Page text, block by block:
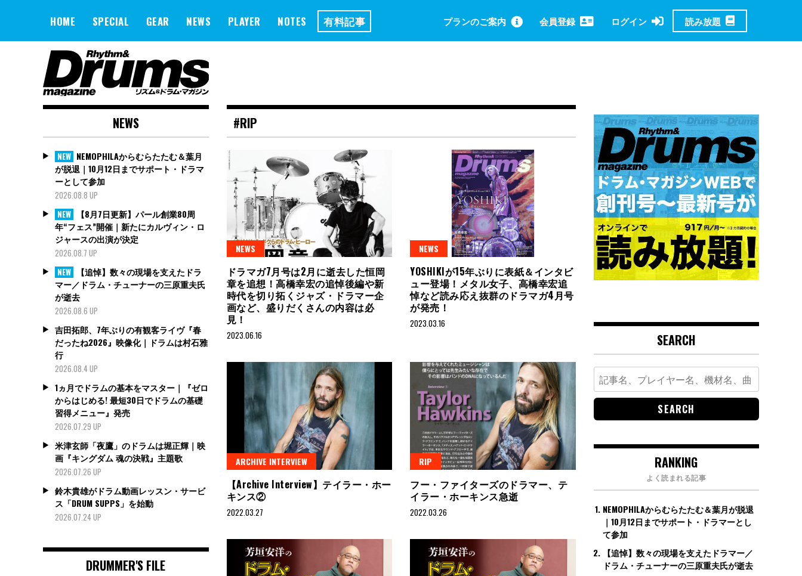
HOME SPECIAL GEAR NEWS PLAYER NOTES 有料記事 プランのご案内 会員登録 ログイン 読み放題
#RIP
NEWS
ドラマガ7月号は2月に逝去した恒岡
章を追想！高橋幸宏の追悼後編や新
時代を切り拓くジャズ・ドラマー企
画など、盛りだくさんの内容は必
見！
2023.06.16
NEWS
YOSHIKIが15年ぶりに表紙＆インタビ
ュー登場！メタル女子、高橋幸宏追
悼など読み応え抜群のドラマガ4月号
が発売！
2023.03.16
ARCHIVE INTERVIEW
【Archive Interview】テイラー・ホー
キンス②
2022.03.27
RIP
フー・ファイターズのドラマー、テ
イラー・ホーキンス急逝
2022.03.26
NEWS
NEW NEMOPHILAからむらたたむ＆葉月
が脱退｜10月12日までサポート・ドラマ
ーとして参加
2026.08.8 UP
NEW
【8月7日更新】パール創業80周
年“フェス”開催｜新たにカルヴィン・ロ
ジャースの出演が決定
2026.08.7 UP
NEW
【追悼】数々の現場を支えたドラ
マー／ドラム・チューナーの三原重夫氏
が逝去
2026.08.6 UP
吉田拓郎、7年ぶりの有観客ライヴ『春
だったね2026』映像化｜ドラムは村石雅
行
2026.08.4 UP
1ヵ月でドラムの基本をマスター｜『ゼロ
からはじめる! 最短30日でドラムの基礎
習得メニュー』発売
2026.07.29 UP
米津玄師「夜鷹」のドラムは堀正輝｜映
画『キングダム 魂の決戦』主題歌
2026.07.26 UP
鈴木貴雄がドラム動画レッスン・サービ
ス「DRUM SUPPS」を始動
2026.07.24 UP
DRUMMER'S FILE
SEARCH
Search
for:
RANKING
よく読まれる記事
NEMOPHILAからむらたたむ＆葉月が脱退
｜10月12日までサポート・ドラマーとし
て参加
【追悼】数々の現場を支えたドラマー／
ドラム・チューナーの三原重夫氏が逝去